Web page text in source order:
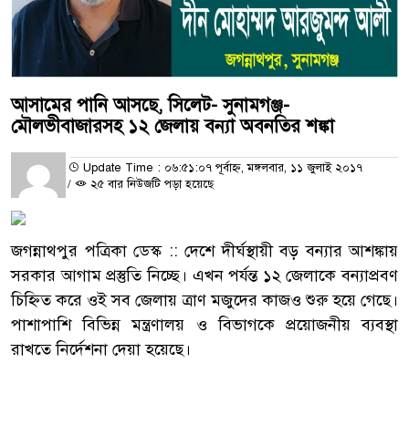
আসামের পানি আসছে, সিলেট- সুনামগঞ্জ-
মৌলভীবাজারসহ ১২ জেলায় বন্যা অবনতির শঙ্কা
Update Time : ০৬:৫১:০৭ পূর্বাহ্ন, মঙ্গলবার, ১১ জুলাই ২০১৭
/
২৫ বার নিউজটি পড়া হয়েছে
জগন্নাথপুর পত্রিকা ডেস্ক :: দেশে দীর্ঘস্থায়ী বড় বন্যার আশঙ্কায়
সরকার আগাম প্রস্তুতি নিচ্ছে। এখন পর্যন্ত ১২ জেলাকে বন্যাপ্রবণ
চিহ্নিত করে ওই সব জেলায় ত্রাণ মজুদের কাজও শুরু হয়ে গেছে।
পাশাপাশি বিভিন্ন মন্ত্রণালয় ও বিভাগকে প্রয়োজনীয় ব্যবস্থা
রাখতে নির্দেশনা দেয়া হয়েছে।